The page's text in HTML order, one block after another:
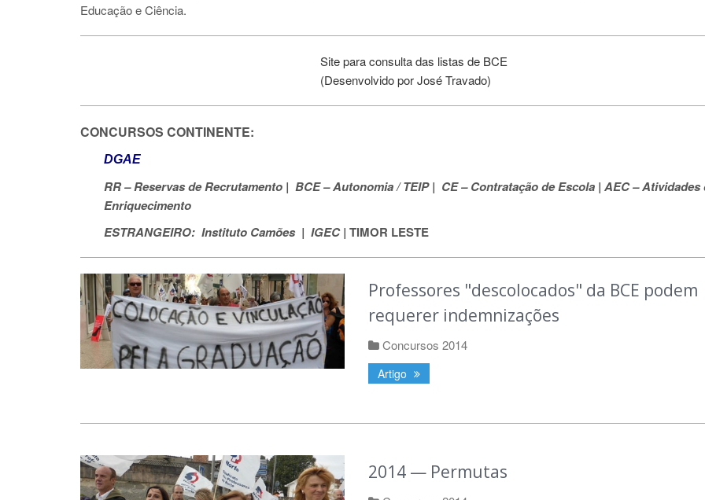
Educação e Ciência.
Site para consulta das listas de BCE
(Desenvolvido por José Travado)
CONCURSOS CONTINENTE:
DGAE
RR – Reservas de Recrutamento | BCE – Autonomia / TEIP | CE – Contratação de Escola | AEC – Atividades
Enriquecimento
ESTRANGEIRO: Instituto Camões | IGEC | TIMOR LESTE
Professores "descolocados" da BCE podem
requerer indemnizações
Concursos 2014
Artigo
2014 — Permutas